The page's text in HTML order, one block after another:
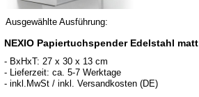
Ausgewählte Ausführung:
NEXIO Papiertuchspender Edelstahl matt
- BxHxT: 27 x 30 x 13 cm
- Lieferzeit: ca. 5-7 Werktage
- inkl.MwSt / inkl. Versandkosten (DE)